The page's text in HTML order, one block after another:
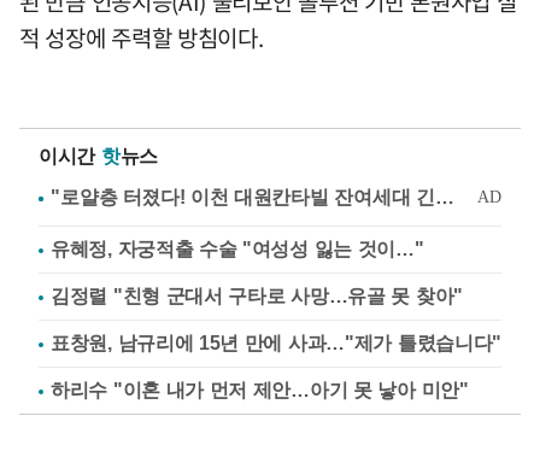
적 성장에 주력할 방침이다.
이시간 핫뉴스
유혜정, 자궁적출 수술 "여성성 잃는 것이…"
김정렬 "친형 군대서 구타로 사망…유골 못 찾아"
표창원, 남규리에 15년 만에 사과…"제가 틀렸습니다"
하리수 "이혼 내가 먼저 제안…아기 못 낳아 미안"